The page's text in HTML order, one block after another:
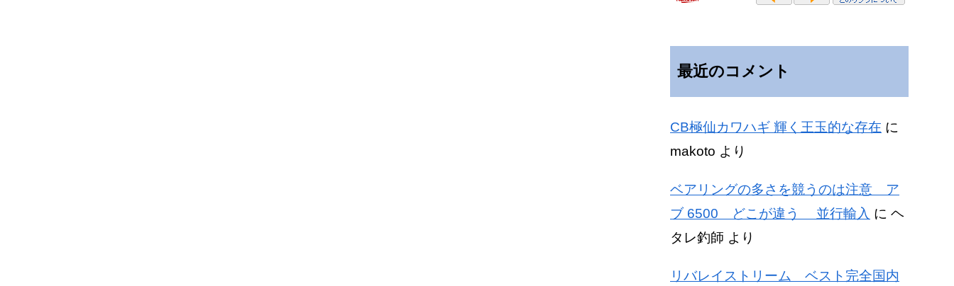
最近のコメント
CB極仙カワハギ 輝く王玉的な存在 に
makoto より
ベアリングの多さを競うのは注意 ア
ブ 6500 どこが違う 並行輸入 に ヘ
タレ釣師 より
リバレイストリーム ベスト完全国内